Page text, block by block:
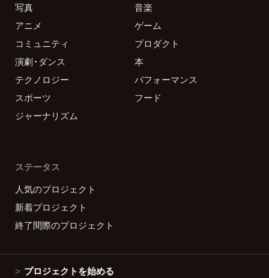
写真
音楽
アニメ
ゲーム
コミュニティ
プロダクト
演劇・ダンス
本
テクノロジー
パフォーマンス
スポーツ
フード
ジャーナリズム
ステータス
人気のプロジェクト
新着プロジェクト
終了間際のプロジェクト
プロジェクトを始める